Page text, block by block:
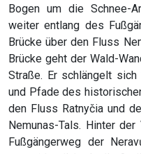
Bogen um die Schnee-
weiter entlang des
Brücke über den Fluss
Brücke geht der Wald-
Straße. Er schlängelt
und Pfade des
den Fluss Ratnyčia und
Nemunas-Tals. Hinter
Fußgängerweg der